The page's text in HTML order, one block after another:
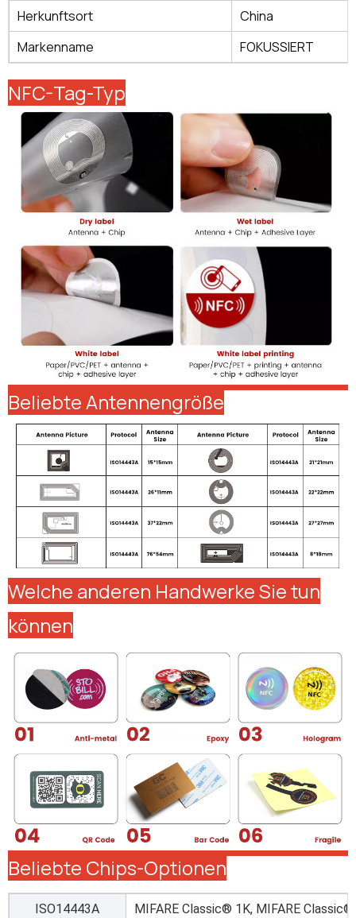
Herkunftsort
China
Markenname
FOKUSSIERT
NFC-Tag-Typ
Beliebte Antennengröße
Welche anderen Handwerke Sie tun
können
Beliebte Chips-Optionen
ISO14443A MIFARE Classic® 1K, MIFARE